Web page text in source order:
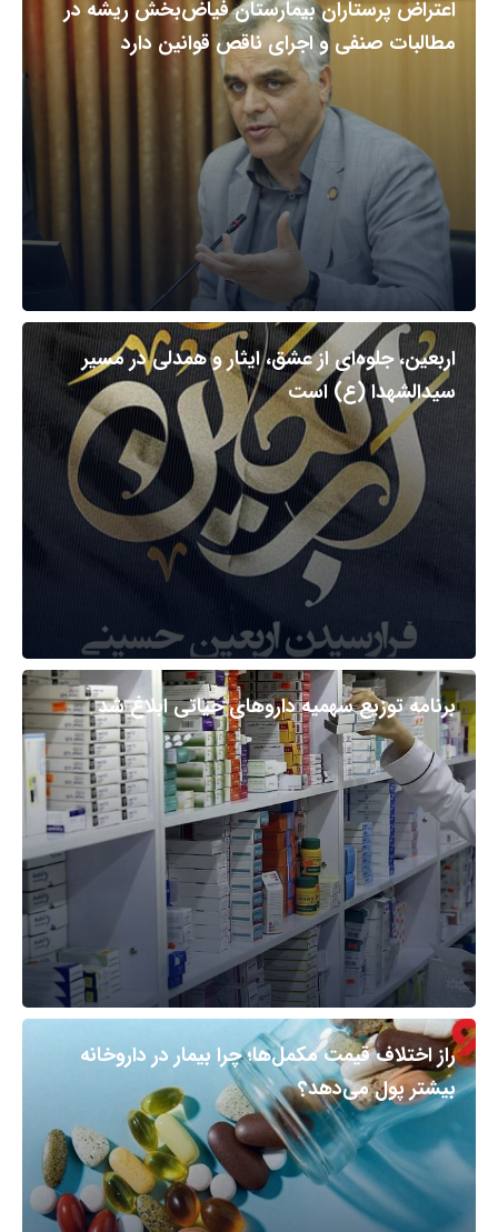
اعتراض پرستاران بیمارستان فیاض‌بخش ریشه در
مطالبات صنفی و اجرای ناقص قوانین دارد
اربعین، جلوه‌ای از عشق، ایثار و همدلی در مسیر
سیدالشهدا (ع) است
برنامه توزیع سهمیه داروهای حیاتی ابلاغ شد
راز اختلاف قیمت مکمل‌ها؛ چرا بیمار در داروخانه
بیشتر پول می‌دهد؟